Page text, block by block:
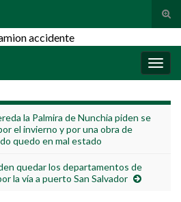
la Palmira de Nunchia piden se
el invierno y por una obra de
quedo en mal estado
quedar los departamentos de
la vía a puerto San Salvador